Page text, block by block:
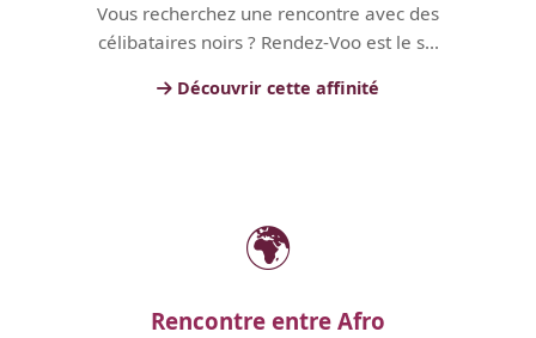
Vous recherchez une rencontre avec des
célibataires noirs ? Rendez-Voo est le s...
Découvrir cette affinité
🌍
Rencontre entre Afro